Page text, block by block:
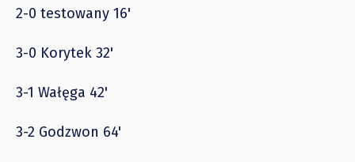
2-0 testowany 16'
3-0 Korytek 32'
3-1 Wałęga 42'
3-2 Godzwon 64'